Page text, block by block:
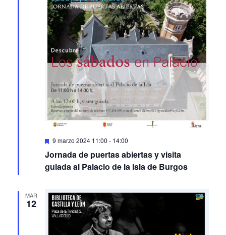
Featured
9 marzo 2024 11:00 - 14:00
Jornada de puertas abiertas y visita
guiada al Palacio de la Isla de Burgos
MAR
12